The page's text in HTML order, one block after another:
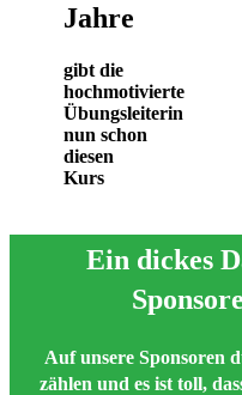
Jahre
gibt die
hochmotivierte
Übungsleiterin
nun schon
diesen
Kurs
Ein dickes
Auf unsere Sponsoren
zählen und es ist toll,